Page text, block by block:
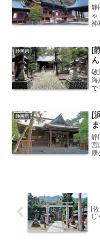
静
神
大
れ
静岡県
[
敬
海
で
建
纂
静岡県
[
静
宮
康
[
じ